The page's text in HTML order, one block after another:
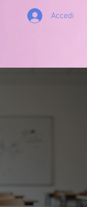
Accedi